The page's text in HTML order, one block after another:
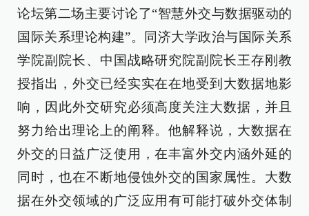
论坛第二场主要讨论了“智慧外交与数据驱动的
国际关系理论构建”。同济大学政治与国际关系
学院副院长、中国战略研究院副院长王存刚教
授指出，外交已经实实在在地受到大数据地影
响，因此外交研究必须高度关注大数据，并且
努力给出理论上的阐释。他解释说，大数据在
外交的日益广泛使用，在丰富外交内涵外延的
同时，也在不断地侵蚀外交的国家属性。大数
据在外交领域的广泛应用有可能打破外交体制